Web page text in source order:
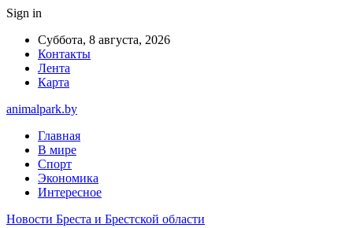
Sign in
Суббота, 8 августа, 2026
Контакты
Лента
Карта
animalpark.by
Главная
В мире
Спорт
Экономика
Интересное
Новости Бреста и Брестской области